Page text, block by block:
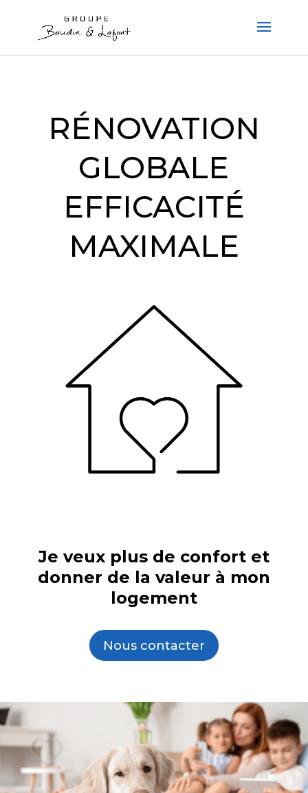
RÉNOVATION
GLOBALE
EFFICACITÉ
MAXIMALE
Je veux plus de confort et
donner de la valeur à mon
logement
Nous contacter